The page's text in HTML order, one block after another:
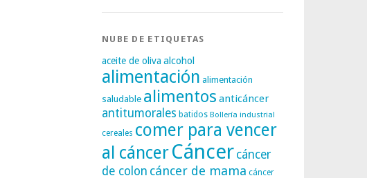
NUBE DE ETIQUETAS
aceite de oliva alcohol
alimentación alimentación
saludable alimentos anticáncer
antitumorales batidos Bollería industrial
cereales comer para vencer
al cáncerCáncer cáncer
de colon cáncer de mama cáncer